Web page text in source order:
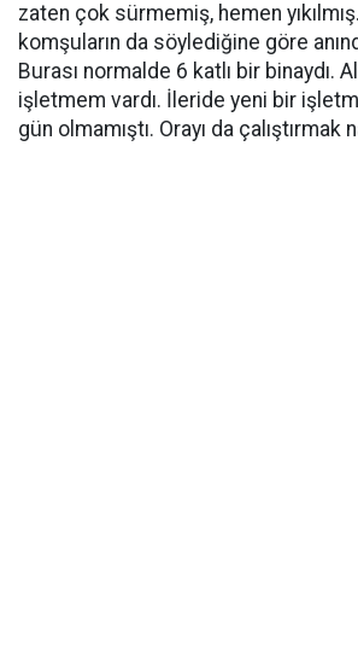
zaten çok sürmemiş, hemen
komşuların da söylediğine göre
Burası normalde 6 katlı bir binaydı.
işletmem vardı. İleride yeni bir
gün olmamıştı. Orayı da çalıştırmak